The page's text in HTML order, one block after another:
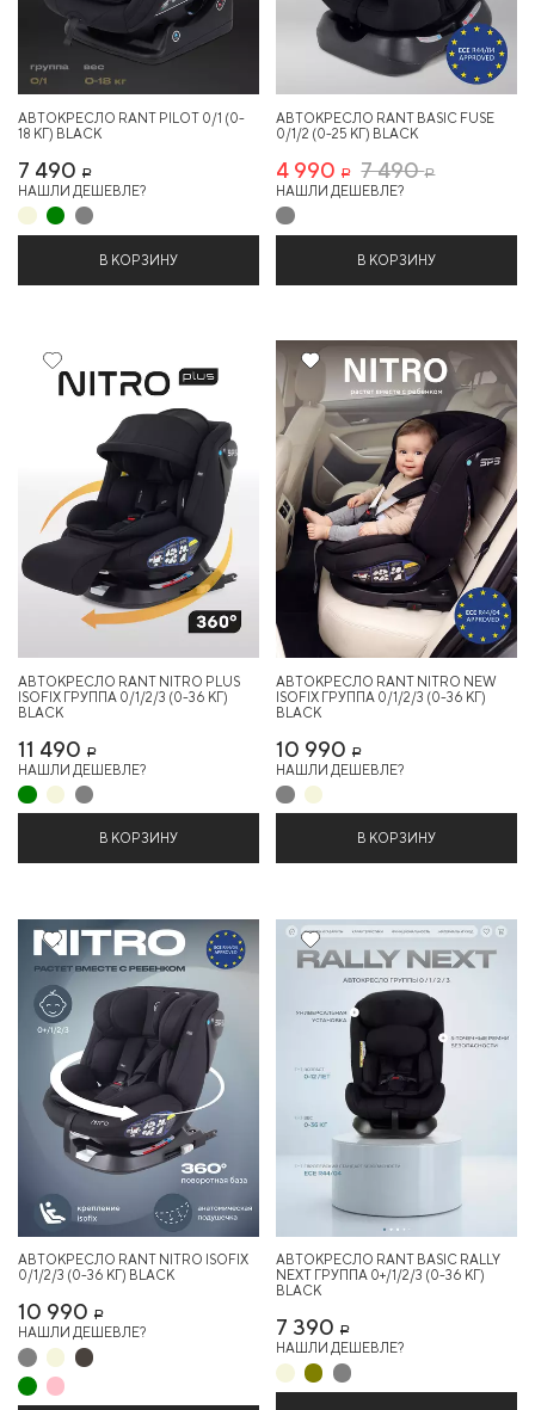
АВТОКРЕСЛО RANT PILOT 0/1 (0-
18 КГ) BLACK
7 490 Р
НАШЛИ ДЕШЕВЛЕ?
В КОРЗИНУ
АВТОКРЕСЛО RANT BASIC FUSE
0/1/2 (0-25 КГ) BLACK
4 990 Р 7 490Р
НАШЛИ ДЕШЕВЛЕ?
В КОРЗИНУ
АВТОКРЕСЛО RANT NITRO PLUS
ISOFIX ГРУППА 0/1/2/3 (0-36 КГ)
BLACK
11 490 Р
НАШЛИ ДЕШЕВЛЕ?
В КОРЗИНУ
Хит
АВТОКРЕСЛО RANT NITRO NEW
ISOFIX ГРУППА 0/1/2/3 (0-36 КГ)
BLACK
10 990 Р
НАШЛИ ДЕШЕВЛЕ?
В КОРЗИНУ
АВТОКРЕСЛО RANT NITRO ISOFIX
0/1/2/3 (0-36 КГ) BLACK
10 990 Р
НАШЛИ ДЕШЕВЛЕ?
АВТОКРЕСЛО RANT BASIC RALLY
NEXT ГРУППА 0+/1/2/3 (0-36 КГ)
BLACK
7 390 Р
НАШЛИ ДЕШЕВЛЕ?